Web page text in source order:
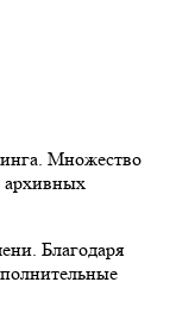
Множество
архивных
Благодаря